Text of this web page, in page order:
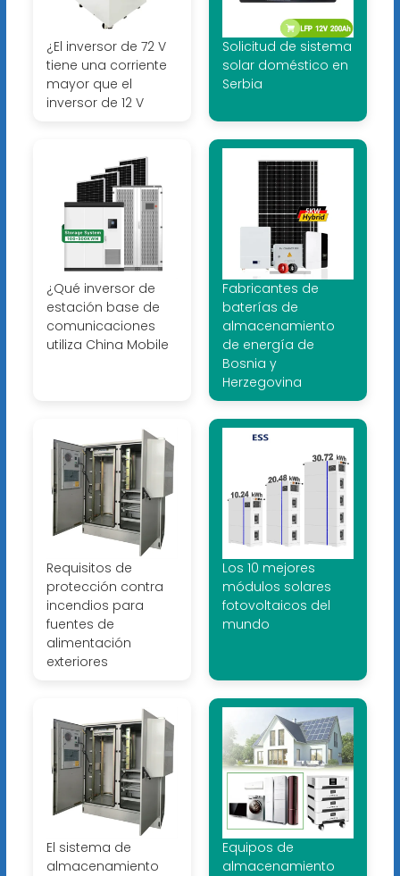
¿El inversor de 72 V
tiene una corriente
mayor que el
inversor de 12 V
Solicitud de sistema
solar doméstico en
Serbia
¿Qué inversor de
estación base de
comunicaciones
utiliza China Mobile
Fabricantes de
baterías de
almacenamiento
de energía de
Bosnia y
Herzegovina
Requisitos de
protección contra
incendios para
fuentes de
alimentación
exteriores
Los 10 mejores
módulos solares
fotovoltaicos del
mundo
El sistema de
almacenamiento
Equipos de
almacenamiento